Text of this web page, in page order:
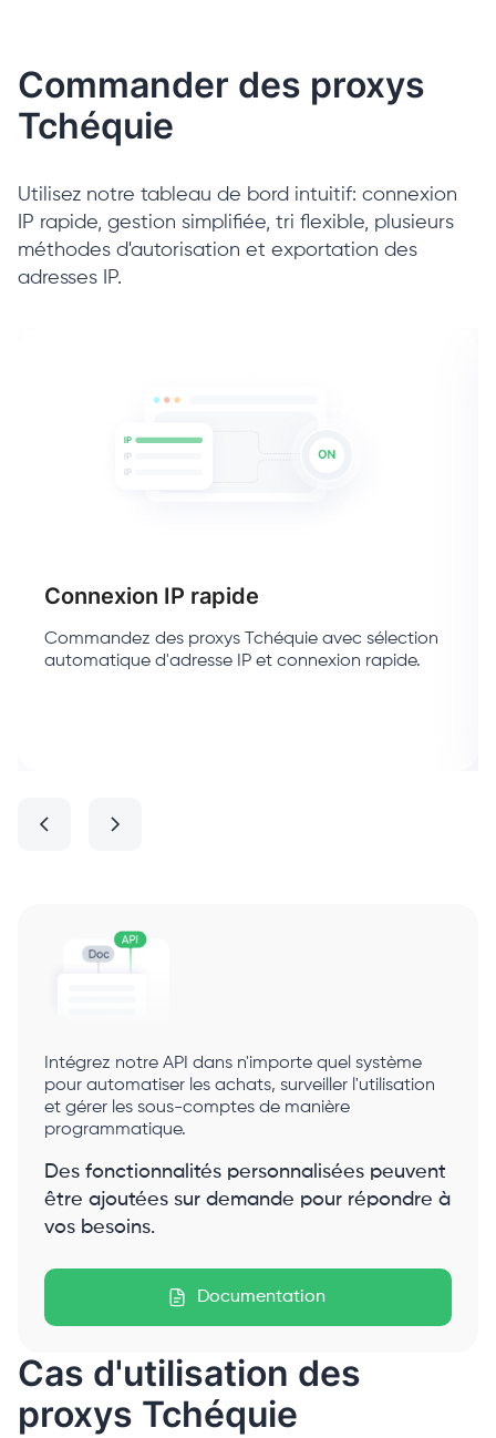
Commander des proxys
Tchéquie
Utilisez notre tableau de bord intuitif: connexion
IP rapide, gestion simplifiée, tri flexible, plusieurs
méthodes d'autorisation et exportation des
adresses IP.
Connexion IP rapide
Commandez des proxys Tchéquie avec sélection
automatique d'adresse IP et connexion rapide.
Intégrez notre API dans n'importe quel système
pour automatiser les achats, surveiller l'utilisation
et gérer les sous-comptes de manière
programmatique.
Des fonctionnalités personnalisées peuvent
être ajoutées sur demande pour répondre à
vos besoins.
Documentation
Cas d'utilisation des
proxys Tchéquie